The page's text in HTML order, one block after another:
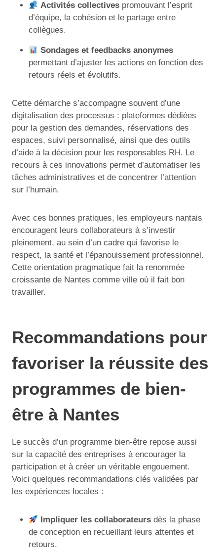
Activités collectives promouvant l’esprit
d’équipe, la cohésion et le partage entre
collègues.
Sondages et feedbacks anonymes
permettant d’ajuster les actions en fonction des
retours réels et évolutifs.
Cette démarche s’accompagne souvent d’une
digitalisation des processus : plateformes dédiées
pour la gestion des demandes, réservations des
espaces, suivi personnalisé, ainsi que des outils
d’aide à la décision pour les responsables RH. Le
recours à ces innovations permet d’automatiser les
tâches administratives et de concentrer l’attention
sur l’humain.
Avec ces bonnes pratiques, les employeurs nantais
encouragent leurs collaborateurs à s’investir
pleinement, au sein d’un cadre qui favorise le
respect, la santé et l’épanouissement professionnel.
Cette orientation pragmatique fait la renommée
croissante de Nantes comme ville où il fait bon
travailler.
Recommandations pour
favoriser la réussite des
programmes de bien-
être à Nantes
Le succès d’un programme bien-être repose aussi
sur la capacité des entreprises à encourager la
participation et à créer un véritable engouement.
Voici quelques recommandations clés validées par
les expériences locales :
Impliquer les collaborateurs dès la phase
de conception en recueillant leurs attentes et
retours.